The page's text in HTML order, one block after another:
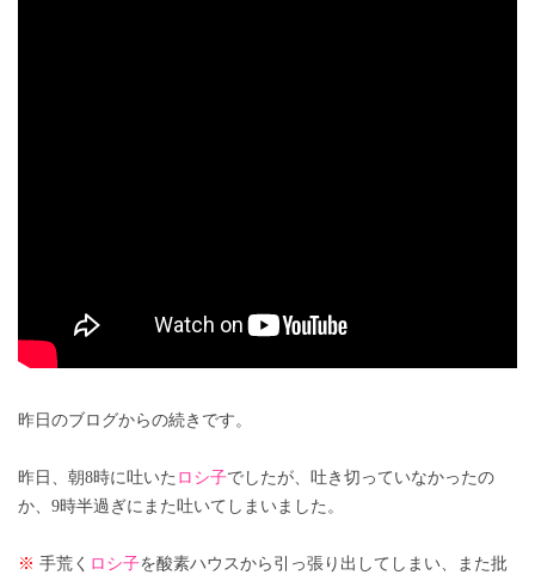
昨日のブログからの続きです。
昨日、朝8時に吐いた ロシ子でしたが、吐き切っていなかったの
か、9時半過ぎにまた吐いてしまいました。
※ 手荒く ロシ子を酸素ハウスから引っ張り出してしまい、また批